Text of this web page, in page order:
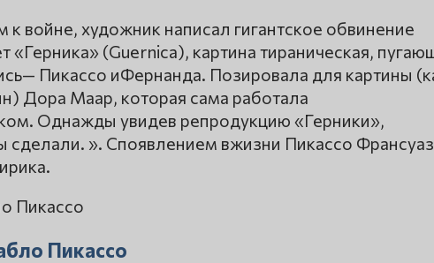
войне, художник написал гигантское обвинение
«Герника» (Guernica), картина тираническая,
Пикассо иФернанда. Позировала для картины
Дора Маар, которая сама работала
Однажды увидев репродукцию «Герники»,
сделали. ». Споявлением вжизни Пикассо
Пикассо